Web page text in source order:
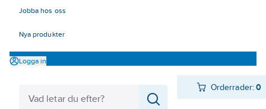
Jobba hos oss
Nya produkter
Logga in
Orderrader:0